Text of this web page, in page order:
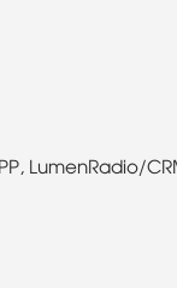
LumenRadio/